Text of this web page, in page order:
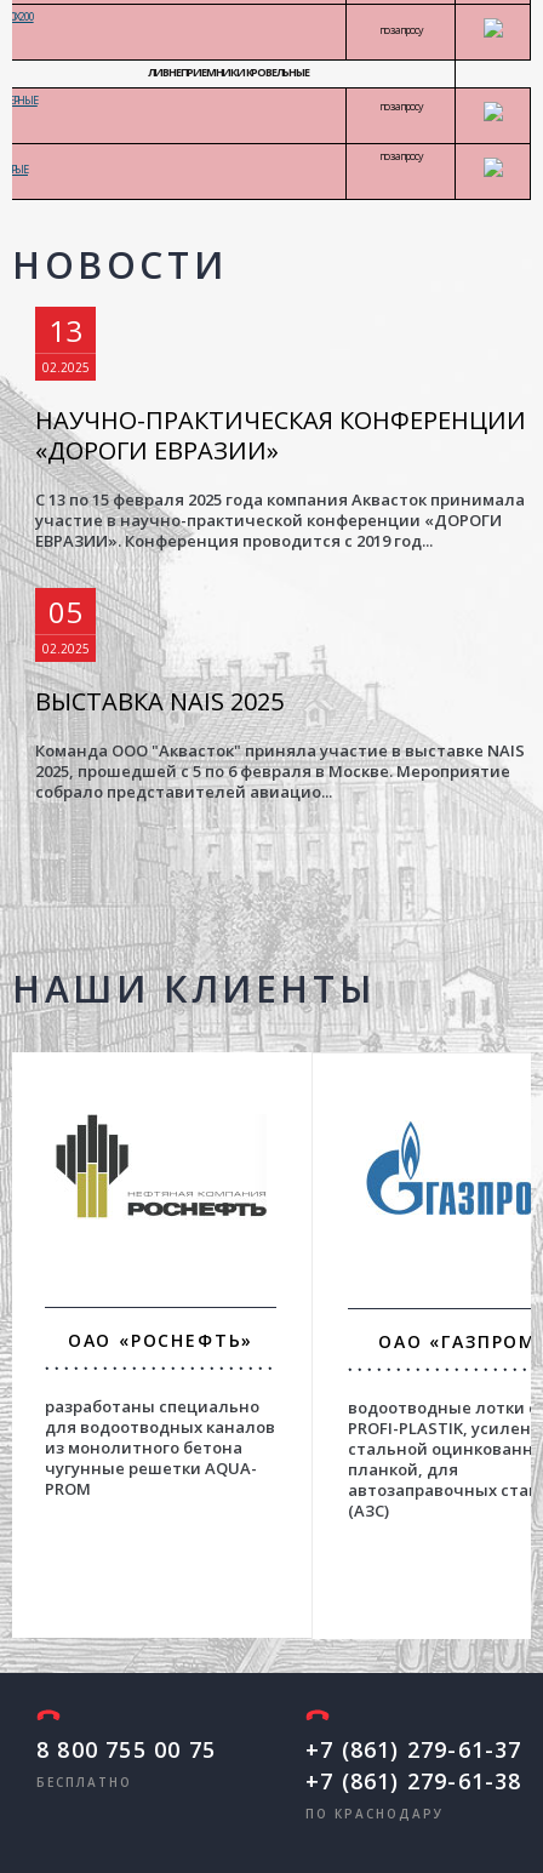
200Х200
по запросу
ЛИВНЕПРИЕМНИКИ КРОВЕЛЬНЫЕ
ЧЕРНЫЕ
по запросу
СЕРЫЕ
по запросу
НОВОСТИ
13
02.2025
НАУЧНО-ПРАКТИЧЕСКАЯ КОНФЕРЕНЦИИ
«ДОРОГИ ЕВРАЗИИ»
С 13 по 15 февраля 2025 года компания Аквасток принимала
участие в научно-практической конференции «ДОРОГИ
ЕВРАЗИИ». Конференция проводится с 2019 год...
05
02.2025
ВЫСТАВКА NAIS 2025
Команда ООО "Аквасток" приняла участие в выставке NAIS
2025, прошедшей с 5 по 6 февраля в Москве. Мероприятие
собрало представителей авиацио...
НАШИ КЛИЕНТЫ
ОАО «РОСНЕФТЬ»
разработаны специально
для водоотводных каналов
из монолитного бетона
чугунные решетки AQUA-
PROM
ОАО
водоотводные лотки
PROFI-PLASTIK,
стальной
планкой, для
автозаправочных
(АЗС)
8 800 755 00 75
БЕСПЛАТНО
+7 (861) 279-61-37
+7 (861) 279-61-38
ПО КРАСНОДАРУ